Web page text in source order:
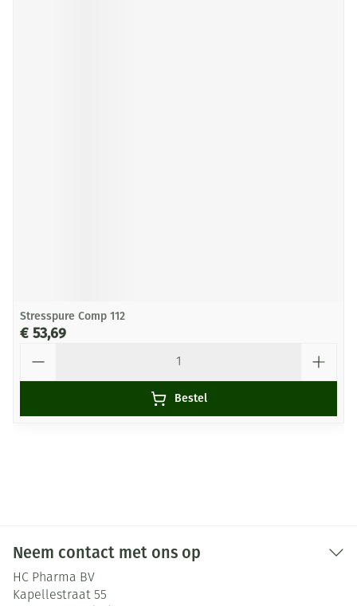
Stresspure Comp 112
€ 53,69
Bestel
Neem contact met ons op
HC Pharma BV
Kapellestraat 55